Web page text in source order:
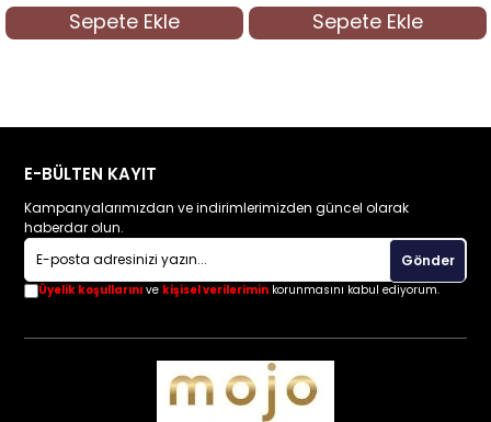
Sepete Ekle Sepete Ekle
E-BÜLTEN KAYIT
Kampanyalarımızdan ve indirimlerimizden güncel olarak
haberdar olun.
Gönder
Üyelik koşullarını ve kişisel verilerimin korunmasını kabul ediyorum.